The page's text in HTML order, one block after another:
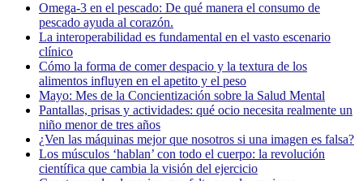
Omega-3 en el pescado: De qué manera el consumo de
pescado ayuda al corazón.
La interoperabilidad es fundamental en el vasto escenario
clínico
Cómo la forma de comer despacio y la textura de los
alimentos influyen en el apetito y el peso
Mayo: Mes de la Concientización sobre la Salud Mental
Pantallas, prisas y actividades: qué ocio necesita realmente un
niño menor de tres años
¿Ven las máquinas mejor que nosotros si una imagen es falsa?
Los músculos ‘hablan’ con todo el cuerpo: la revolución
científica que cambia la visión del ejercicio